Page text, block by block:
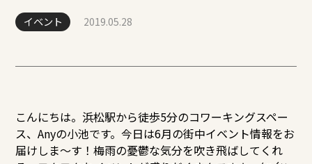
イベント 2019.05.28
こんにちは。浜松駅から徒歩5分のコワーキングスペー
ス、Anyの小池です。今日は6月の街中イベント情報をお
届けしま～す！梅雨の憂鬱な気分を吹き飛ばしてくれ